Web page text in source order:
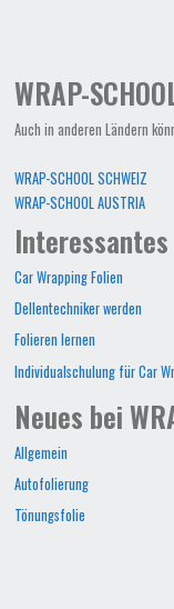
WRAP-
Auch in anderen Ländern
WRAP-SCHOOL SCHWEIZ
WRAP-SCHOOL AUSTRIA
Interessantes
Car Wrapping Folien
Dellentechniker werden
Folieren lernen
Individualschulung für Car
Neues bei
Allgemein
Autofolierung
Tönungsfolie